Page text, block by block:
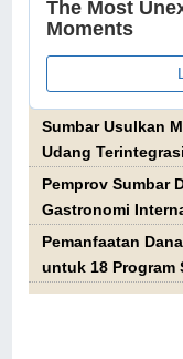
Sumbar Usulkan
Udang
Pemprov Sumbar
Gastronomi
Pemanfaatan
untuk 18 Program